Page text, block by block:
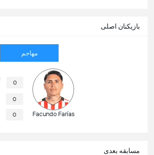
مسابقه بعدی
بازیکنان اصلی
مهاجم
Facundo Farías
0
0
0